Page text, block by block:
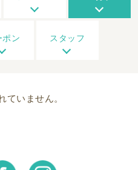
ポン スタッフ
ていません。